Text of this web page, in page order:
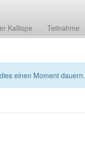
Kalliope Teilnahme
einen Moment dauern.